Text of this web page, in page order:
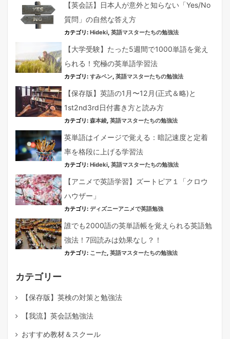
【英会話】日本人が意外と知らない「Yes/No
質問」の自然な答え方
カテゴリ: Hideki, 英語マスターたちの勉強法
【大学受験】たった5週間で1000単語を覚え
られる！究極の英単語学習法
カテゴリ: すみペン, 英語マスターたちの勉強法
【保存版】英語の1月〜12月(正式＆略)と
1st2nd3rd日付書き方と読み方
カテゴリ: 森本綾, 英語マスターたちの勉強法
英単語はイメージで覚える：暗記速度と定着
率を格段に上げる学習法
カテゴリ: Hideki, 英語マスターたちの勉強法
【アニメで英語学習】ズートピア１「クロウ
ハウザー」
カテゴリ: ディズニーアニメで英語勉強
誰でも2000語の英単語帳を覚えられる英語勉
強法！7回読みは効果なし？！
カテゴリ: こーた, 英語マスターたちの勉強法
カテゴリー
【保存版】英検の対策と勉強法
【我流】英会話勉強法
おすすめ教材＆スクール